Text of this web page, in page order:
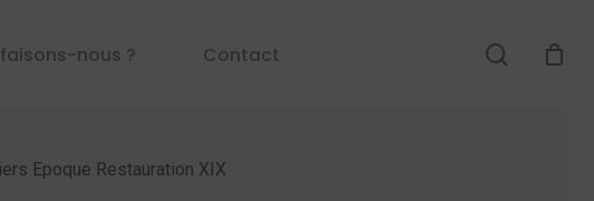
nous ? Contact search
Epoque Restauration XIX